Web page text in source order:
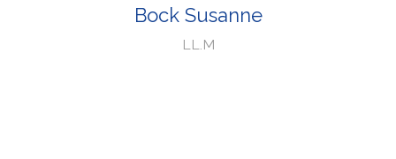
Bock Susanne
LL.M